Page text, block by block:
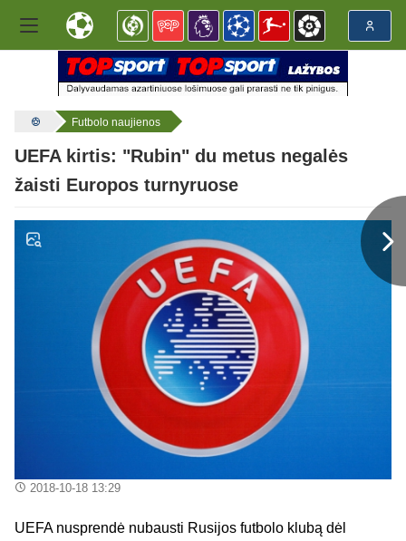
Futbolo naujienos
UEFA kirtis: "Rubin" du metus negalės
žaisti Europos turnyruose
2018-10-18 13:29
UEFA nusprendė nubausti Rusijos futbolo klubą dėl